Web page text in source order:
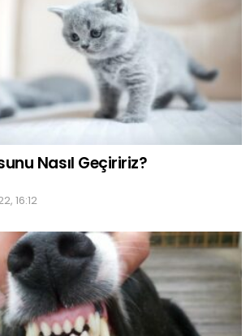
Nasıl Geçiririz?
16:12